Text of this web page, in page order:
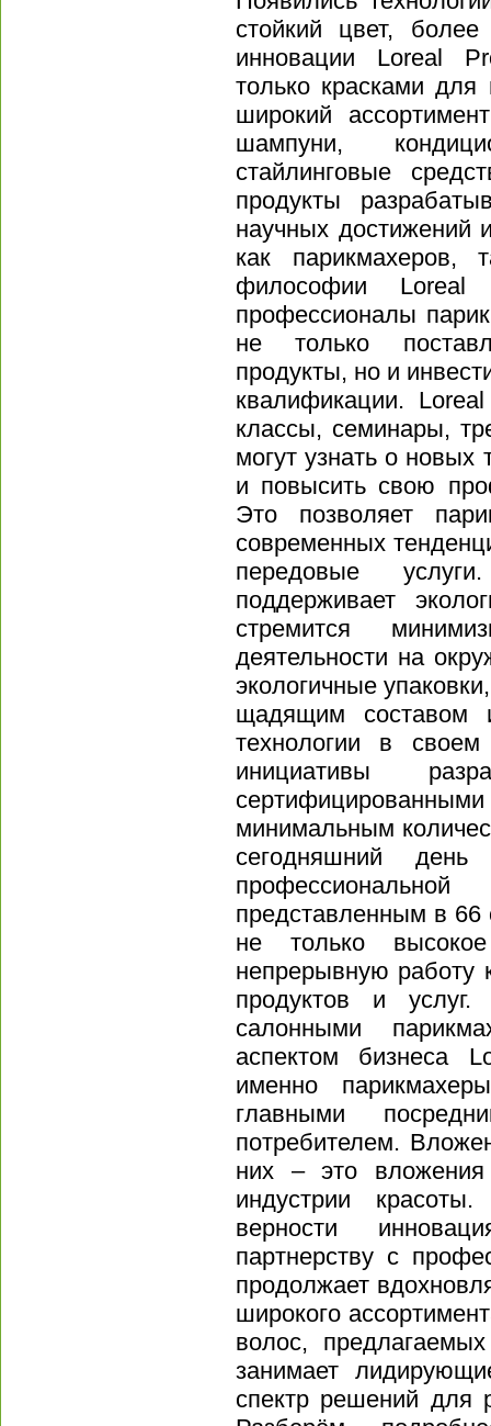
стойкий цвет,
инновации Loreal
только красками
широкий
шампуни,
стайлинговые
продукты
научных достижений
как
философии Loreal
профессионалы
не только
продукты, но и
квалификации.
классы, семинары,
могут узнать о новых
и повысить свою
Это позволяет
современных
передовые
поддерживает
стремится
деятельности на
экологичные
щадящим составом
технологии в
инициативы
сертифицированными
минимальным
сегодняшний
представленным в 66
не только
непрерывную работу
продуктов и
салонными
аспектом бизнеса
именно
главными
потребителем.
них – это
индустрии
верности
партнерству с
продолжает
широкого
волос,
занимает
спектр решений для